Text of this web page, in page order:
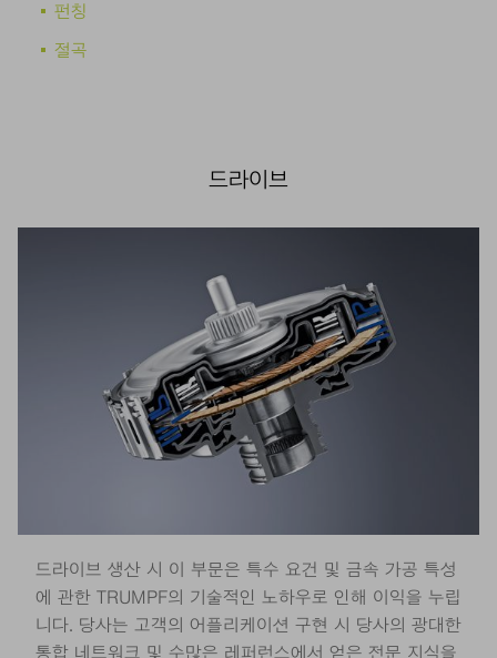
펀칭
절곡
드라이브
드라이브 생산 시 이 부문은 특수 요건 및 금속 가공 특성
에 관한 TRUMPF의 기술적인 노하우로 인해 이익을 누립
니다. 당사는 고객의 어플리케이션 구현 시 당사의 광대한
통합 네트워크 및 수많은 레퍼런스에서 얻은 전문 지식을